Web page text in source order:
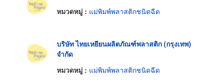
หมวดหมู่ : แม่พิมพ์พลาสติกชนิดฉีด
บริษัท ไทยเหยียนผลิตภัณฑ์พลาสติก (กรุงเทพ)
จำกัด
หมวดหมู่ : แม่พิมพ์พลาสติกชนิดฉีด